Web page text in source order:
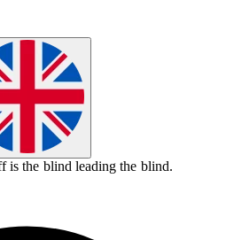
is the blind leading the blind.